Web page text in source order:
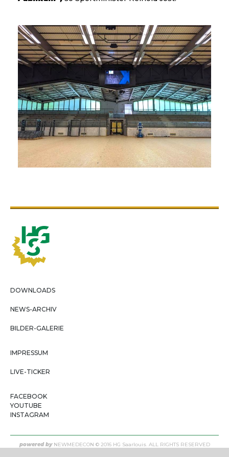
DOWNLOADS
NEWS-ARCHIV
BILDER-GALERIE
IMPRESSUM
LIVE-TICKER
FACEBOOK
YOUTUBE
INSTAGRAM
powered by NEWMEDECON © 2016 HG Saarlouis. ALL RIGHTS RESERVED